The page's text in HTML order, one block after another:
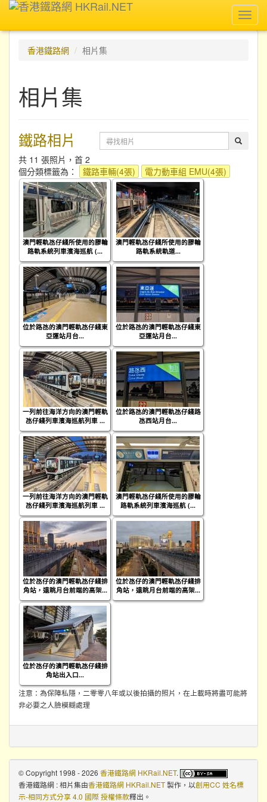
香港鐵路網
相片集
相片集
鐵路相片
共 11 張照片，首 2
個分類標籤為：
鐵路車輛(4張) 電力動車組 EMU(4張)
澳門輕軌氹仔綫所使用的膠輪
路軌系統列車濱海巡航 (...
澳門輕軌氹仔綫所使用的膠輪
路軌系統軌道...
位於路氹的澳門輕軌氹仔綫東
亞運站月台...
位於路氹的澳門輕軌氹仔綫東
亞運站月台...
一列前往海洋方向的澳門輕軌
氹仔綫列車濱海巡航列車 ...
位於路氹的澳門輕軌氹仔綫路
氹西站月台...
一列前往海洋方向的澳門輕軌
氹仔綫列車濱海巡航列車 ...
澳門輕軌氹仔綫所使用的膠輪
路軌系統列車濱海巡航 (...
位於氹仔的澳門輕軌氹仔綫排
角站，遠眺月台前端的高架...
位於氹仔的澳門輕軌氹仔綫排
角站，遠眺月台前端的高架...
位於氹仔的澳門輕軌氹仔綫排
角站出入口...
注意：為保障私隱，二零零八年或以後拍攝的照片，在上載時將盡可能將
非必要之人臉模糊處理
© Copyright 1998 - 2026 香港鐵路網 HKRail.NET.
香港鐵路網 : 相片集由香港鐵路網 HKRail.NET製作，以創用CC 姓名標
示-相同方式分享 4.0 國際 授權條款釋出。